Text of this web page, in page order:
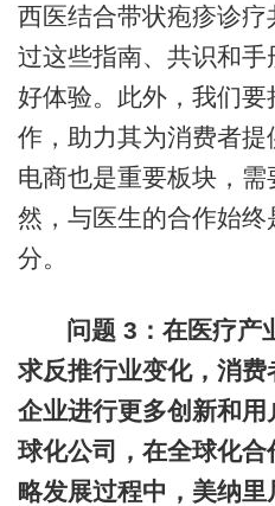
西医结合带状疱疹诊疗
过这些指南、共识和
好体验。此外，我们
作，助力其为消费者提
电商也是重要板块，
然，与医生的合作始
分。
问题 3：在医疗产
求反推行业变化，消
企业进行更多创新和
球化公司，在全球化
略发展过程中，美纳